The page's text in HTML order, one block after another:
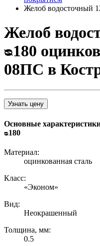
Желоб водосточный
Желоб
ᴓ180
08ПС в
Узнать цену
Основные
ᴓ180
Материал:
оцинкованная сталь
Класс:
«Эконом»
Вид:
Неокрашенный
Толщина, мм:
0.5